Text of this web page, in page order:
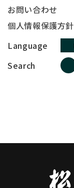
お問い合わせ
個人情報保護方針
Language
Search